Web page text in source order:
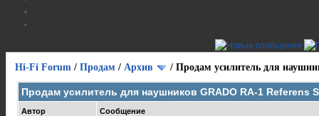
Hi-Fi Forum / Продам / Архив / Продам усилитель для
Продам усилитель для наушников GRADO RA-1 Referens
Автор Сообщение